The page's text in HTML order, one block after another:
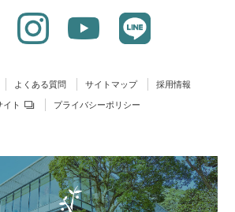
よくある質問 サイトマップ 採用情報
イト プライバシーポリシー